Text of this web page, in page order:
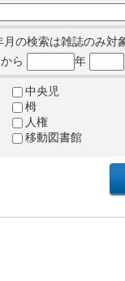
の検索は雑誌のみ対
ら 年
中央児
栂
人権
移動図書館